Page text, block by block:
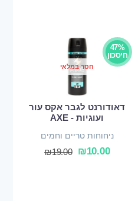
47%
חיסכון
חסר במלאי
דאודורנט לגבר אקס עור
ועוגיות - AXE
ניחוחות טריים וחמים
₪10.00
₪19.00